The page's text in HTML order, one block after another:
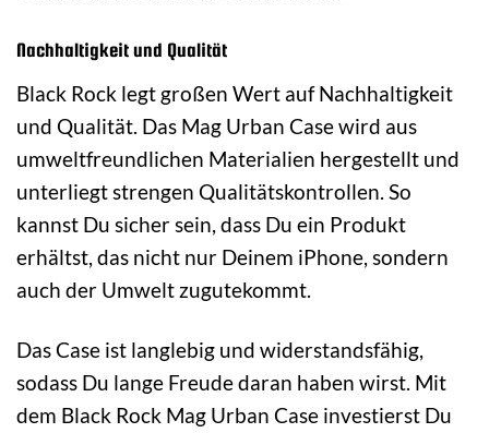
Nachhaltigkeit und Qualität
Black Rock legt großen Wert auf Nachhaltigkeit
und Qualität. Das Mag Urban Case wird aus
umweltfreundlichen Materialien hergestellt und
unterliegt strengen Qualitätskontrollen. So
kannst Du sicher sein, dass Du ein Produkt
erhältst, das nicht nur Deinem iPhone, sondern
auch der Umwelt zugutekommt.
Das Case ist langlebig und widerstandsfähig,
sodass Du lange Freude daran haben wirst. Mit
dem Black Rock Mag Urban Case investierst Du